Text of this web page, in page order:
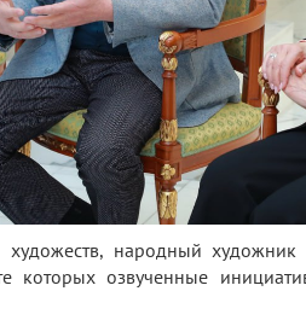
художеств, народный
которых озвученные